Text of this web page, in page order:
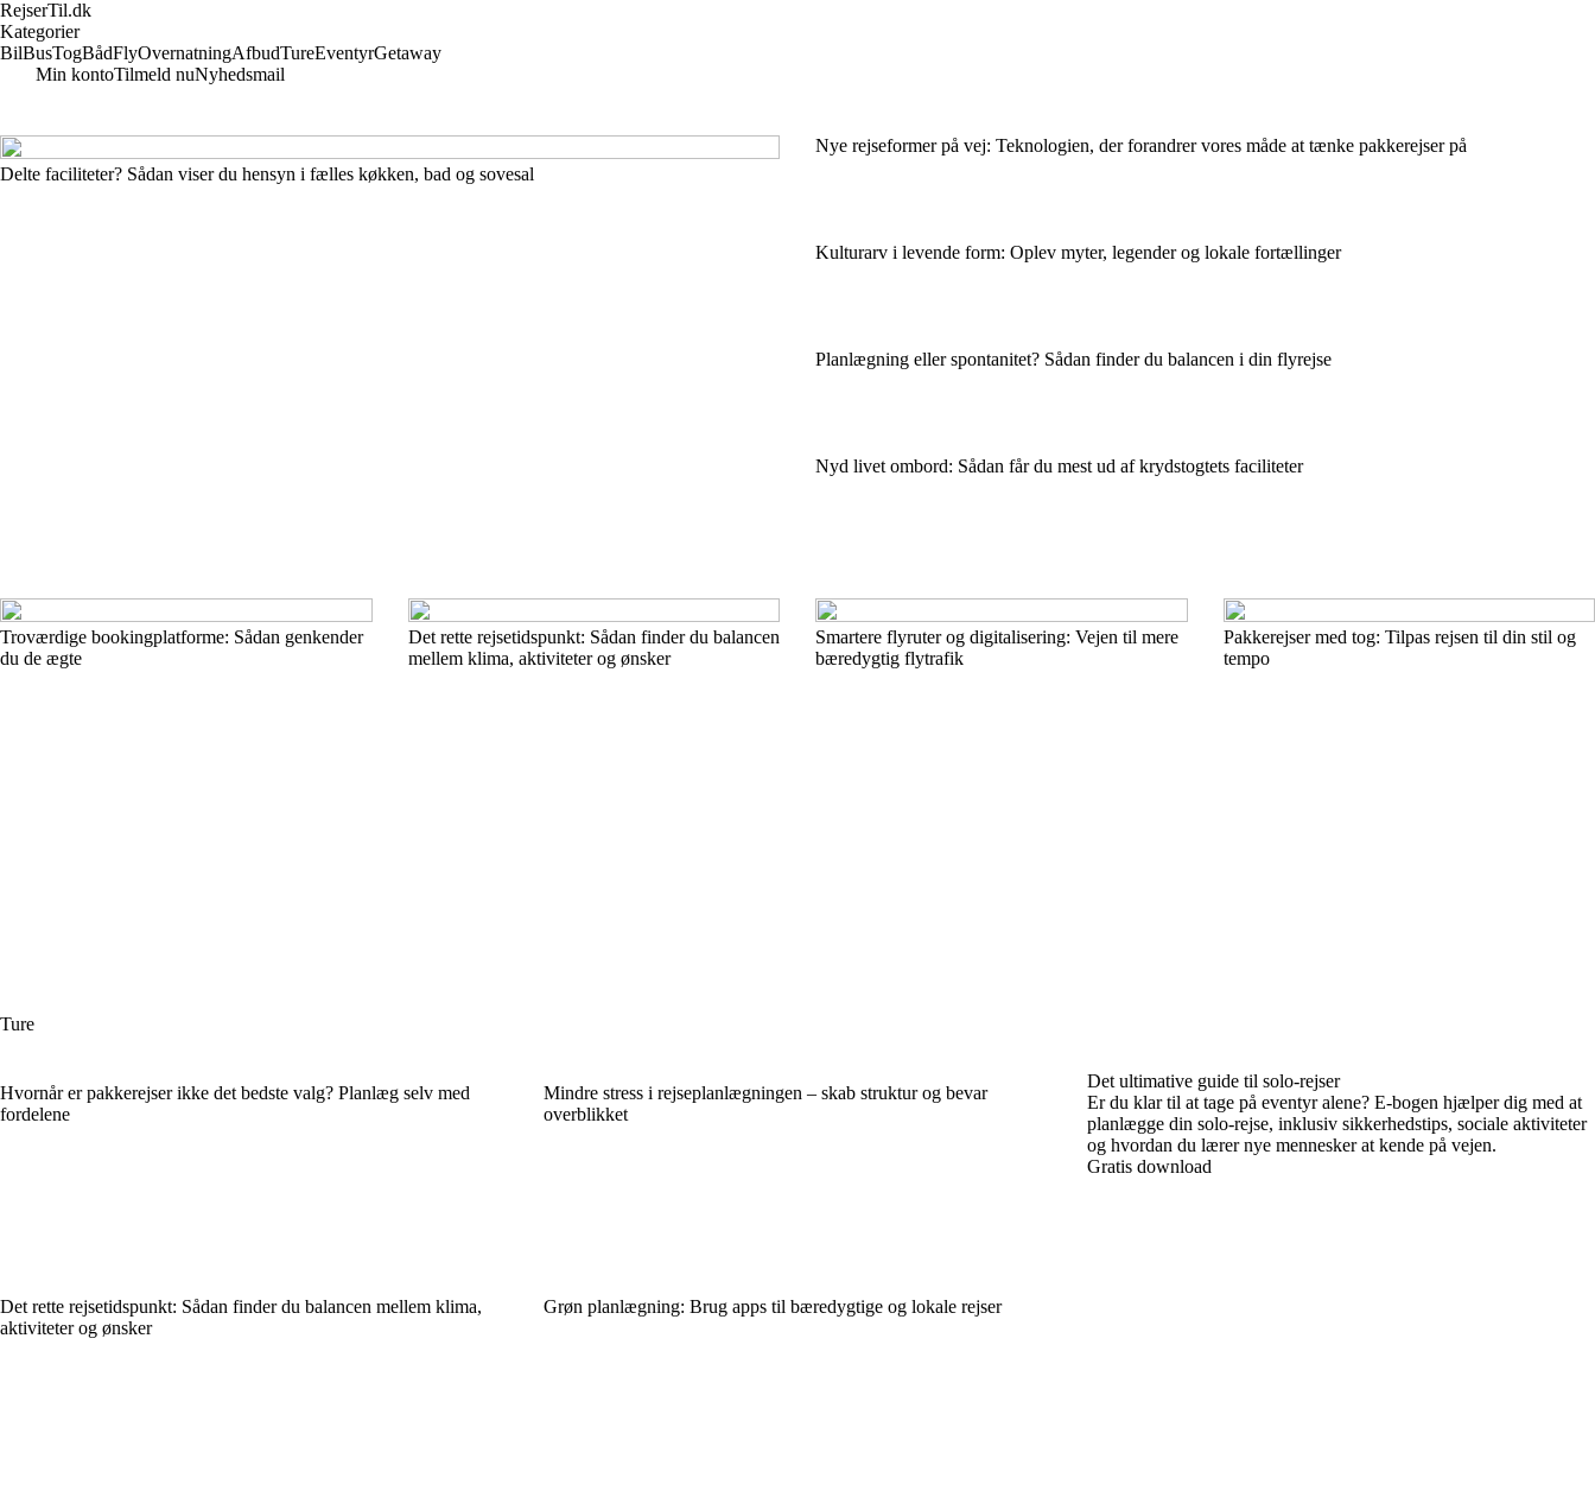
RejserTil.dk
Kategorier
BilBusTogBådFlyOvernatningAfbudTureEventyrGetaway
Min kontoTilmeld nuNyhedsmail
Delte faciliteter? Sådan viser du hensyn i fælles køkken, bad og sovesal
Nye rejseformer på vej: Teknologien, der forandrer vores måde at tænke pakkerejser på
Kulturarv i levende form: Oplev myter, legender og lokale fortællinger
Planlægning eller spontanitet? Sådan finder du balancen i din flyrejse
Nyd livet ombord: Sådan får du mest ud af krydstogtets faciliteter
Troværdige bookingplatforme: Sådan genkender
du de ægte
Det rette rejsetidspunkt: Sådan finder du balancen
mellem klima, aktiviteter og ønsker
Smartere flyruter og digitalisering: Vejen til mere
bæredygtig flytrafik
Pakkerejser med tog: Tilpas rejsen til din stil og
tempo
Ture
Hvornår er pakkerejser ikke det bedste valg? Planlæg selv med
fordelene
Det rette rejsetidspunkt: Sådan finder du balancen mellem klima,
aktiviteter og ønsker
Mindre stress i rejseplanlægningen – skab struktur og bevar
overblikket
Grøn planlægning: Brug apps til bæredygtige og lokale rejser
Det ultimative guide til solo-rejser
Er du klar til at tage på eventyr alene? E-bogen hjælper dig med at
planlægge din solo-rejse, inklusiv sikkerhedstips, sociale aktiviteter
og hvordan du lærer nye mennesker at kende på vejen.
Gratis download